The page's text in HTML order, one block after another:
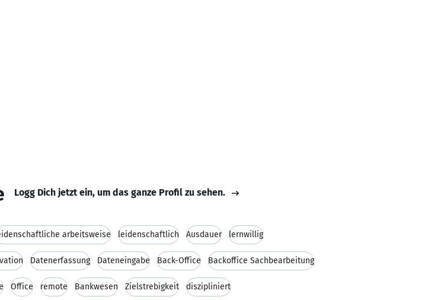
Logg Dich jetzt ein, um das ganze Profil zu sehen.
arbeitsweise leidenschaftlich Ausdauer lernwillig
Datenerfassung Dateneingabe Back-Office Backoffice Sachbearbeitung
Office remote Bankwesen Zielstrebigkeit diszipliniert